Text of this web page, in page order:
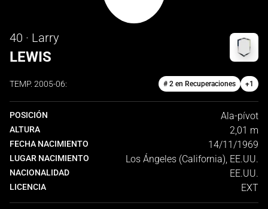
40 · Larry
LEWIS
TEMP. 2005-06: # 2 en Recuperaciones +1
POSICIÓN Ala-pívot
ALTURA 2,01 m
FECHA NACIMIENTO 14/11/1969
LUGAR NACIMIENTO Los Ángeles (California), EE.UU.
NACIONALIDAD EE.UU.
LICENCIA EXT